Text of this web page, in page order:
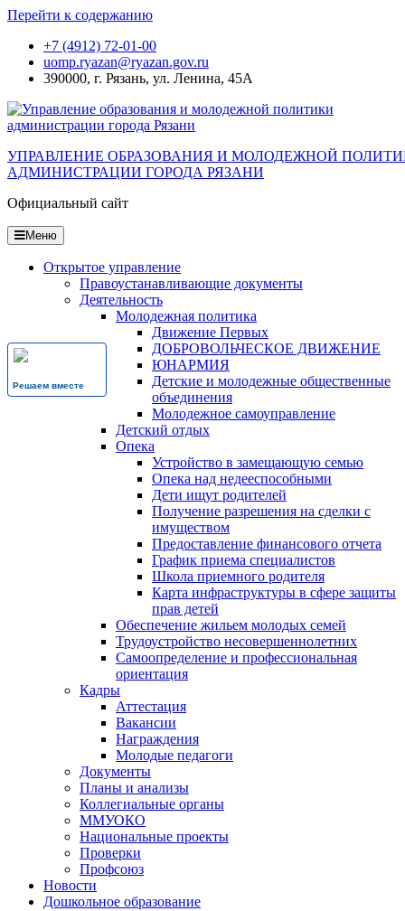
Перейти к содержанию
+7 (4912) 72-01-00
uomp.ryazan@ryazan.gov.ru
390000, г. Рязань, ул. Ленина, 45А
Решаем вместе
УПРАВЛЕНИЕ ОБРАЗОВАНИЯ И МОЛОДЕЖНОЙ
АДМИНИСТРАЦИИ ГОРОДА РЯЗАНИ
Официальный сайт
Меню
Открытое управление
Правоустанавливающие документы
Деятельность
Молодежная политика
Движение Первых
ДОБРОВОЛЬЧЕСКОЕ ДВИЖЕНИЕ
ЮНАРМИЯ
Детские и молодежные общественные
объединения
Молодежное самоуправление
Детский отдых
Опека
Устройство в замещающую семью
Опека над недееспособными
Дети ищут родителей
Получение разрешения на сделки с
имуществом
Предоставление финансового отчета
График приема специалистов
Школа приемного родителя
Карта инфраструктуры в сфере защиты
прав детей
Обеспечение жильем молодых семей
Трудоустройство несовершеннолетних
Самоопределение и профессиональная
ориентация
Кадры
Аттестация
Вакансии
Награждения
Молодые педагоги
Документы
Планы и анализы
Коллегиальные органы
ММУОКО
Национальные проекты
Проверки
Профсоюз
Новости
Дошкольное образование